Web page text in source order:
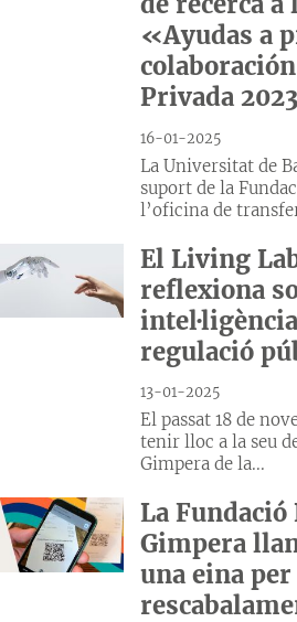
«Ayudas a
Privada
16-01-2025
La Universitat de
suport de la
l’oficina de
El Living
reflexiona
regulació
13-01-2025
El passat 18 de
tenir lloc a la seu
Gimpera de la...
La Fundació
Gimpera
una eina